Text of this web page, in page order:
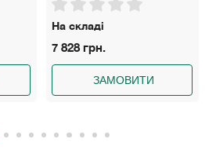
На складі
7 828 грн.
ЗАМОВИТИ